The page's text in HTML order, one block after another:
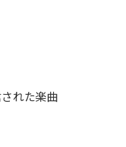
れた楽曲